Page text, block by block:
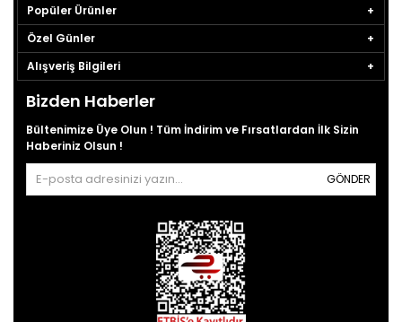
Popüler Ürünler
Özel Günler
Alışveriş Bilgileri
Bizden Haberler
Bültenimize Üye Olun ! Tüm İndirim ve Fırsatlardan İlk Sizin
Haberiniz Olsun !
GÖNDER